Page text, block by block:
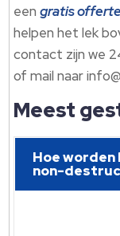
eengratis
helpen het lek
contact zijn we
of mail naar
Meest
Hoe worden
non-